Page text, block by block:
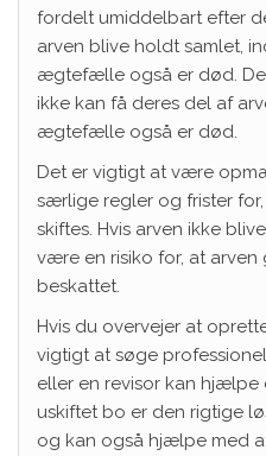
fordelt umiddelbart efter
arven blive holdt samlet,
ægtefælle også er død.
ikke kan få deres del af
ægtefælle også er død.
Det er vigtigt at være
særlige regler og frister
skiftes. Hvis arven ikke
være en risiko for, at
beskattet.
Hvis du overvejer at
vigtigt at søge
eller en revisor kan hjælpe
uskiftet bo er den rigtige
og kan også hjælpe med